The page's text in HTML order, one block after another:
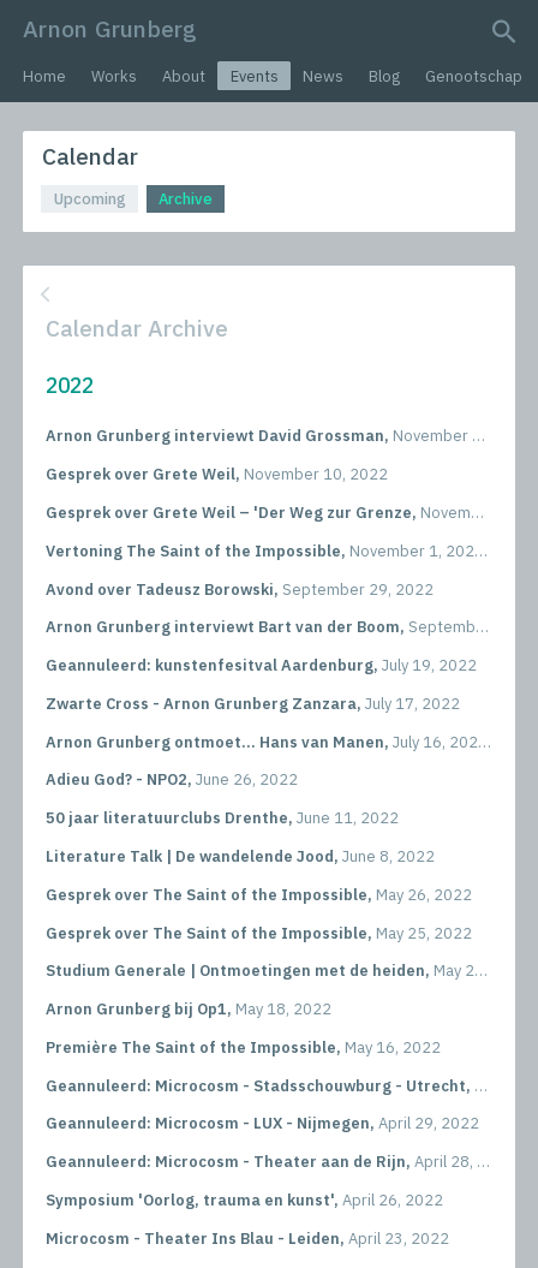
Arnon Grunberg
Home Works About Events News Blog Genootschap
Calendar
Upcoming Archive
Calendar Archive
2022
Arnon Grunberg interviewt David Grossman, November 23, 2022
Gesprek over Grete Weil, November 10, 2022
Gesprek over Grete Weil – 'Der Weg zur Grenze, November 9, 2022
Vertoning The Saint of the Impossible, November 1, 2022
Avond over Tadeusz Borowski, September 29, 2022
Arnon Grunberg interviewt Bart van der Boom, September 15, 2022
Geannuleerd: kunstenfesitval Aardenburg, July 19, 2022
Zwarte Cross - Arnon Grunberg Zanzara, July 17, 2022
Arnon Grunberg ontmoet... Hans van Manen, July 16, 2022
Adieu God? - NPO2, June 26, 2022
50 jaar literatuurclubs Drenthe, June 11, 2022
Literature Talk | De wandelende Jood, June 8, 2022
Gesprek over The Saint of the Impossible, May 26, 2022
Gesprek over The Saint of the Impossible, May 25, 2022
Studium Generale | Ontmoetingen met de heiden, May 23, 2022
Arnon Grunberg bij Op1, May 18, 2022
Première The Saint of the Impossible, May 16, 2022
Geannuleerd: Microcosm - Stadsschouwburg - Utrecht, April
Geannuleerd: Microcosm - LUX - Nijmegen, April 29, 2022
Geannuleerd: Microcosm - Theater aan de Rijn, April 28, 2022
Symposium 'Oorlog, trauma en kunst', April 26, 2022
Microcosm - Theater Ins Blau - Leiden, April 23, 2022